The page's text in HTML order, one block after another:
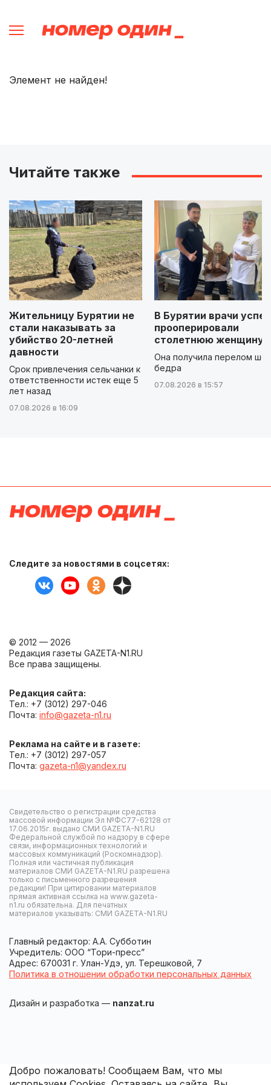
Элемент не найден!
Читайте также
Жительницу Бурятии не
стали наказывать за
убийство 20-летней
давности
Срок привлечения сельчанки к
ответственности истек еще 5
лет назад
07.08.2026 в 16:09
В Бурятии врачи
прооперировали
столетнюю женщину
Она получила перелом
бедра
07.08.2026 в 15:57
Следите за новостями в соцсетях:
© 2012 — 2026
Редакция газеты GAZETA-N1.RU
Все права защищены.
Редакция сайта:
Тел.: +7 (3012) 297-046
Почта: info@gazeta-n1.ru
Реклама на сайте и в газете:
Тел.: +7 (3012) 297-057
Почта: gazeta-n1@yandex.ru
Свидетельство о регистрации средства
массовой информации Эл №ФС77-62128 от
17.06.2015г. выдано СМИ GAZETA-N1.RU
Федеральной службой по надзору в сфере
связи, информационных технологий и
массовых коммуникаций (Роскомнадзор).
Полная или частичная публикация
материалов СМИ GAZETA-N1.RU разрешена
только с письменного разрешения
редакции! При цитировании материалов
прямая активная ссылка на www.gazeta-
n1.ru обязательна. Для печатных
материалов указывать: СМИ GAZETA-N1.RU
Главный редактор: А.А. Субботин
Учредитель: ООО “Тори-пресс”
Адрес: 670031 г. Улан-Удэ, ул. Терешковой, 7
Политика в отношении обработки персональных данных
Дизайн и разработка — nanzat.ru
Добро пожаловать! Сообщаем Вам, что мы